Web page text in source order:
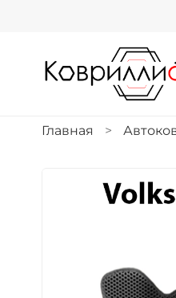
Главная